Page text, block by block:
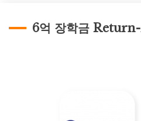
6억 장학금